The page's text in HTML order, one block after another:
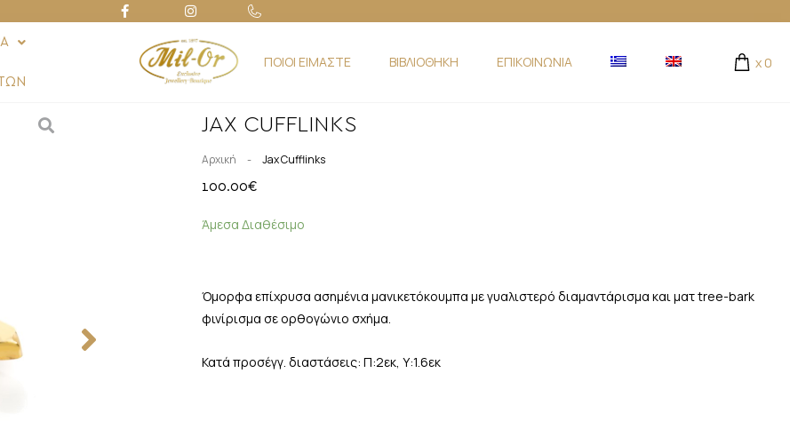
ΠΟΙΟΙ ΕΙΜΑΣΤΕ ΒΙΒΛΙΟΘΗΚΗ ΕΠΙΚΟΙΝΩΝΙΑ x 0
JAX CUFFLINKS
Αρχική - Jax Cufflinks
100.00€
Άμεσα Διαθέσιμο
Όμορφα επίχρυσα ασημένια μανικετόκουμπα με γυαλιστερό διαμαντάρισμα και ματ tree-bark
φινίρισμα σε ορθογώνιο σχήμα.
Κατά προσέγγ. διαστάσεις: Π:2εκ, Υ:1.6εκ